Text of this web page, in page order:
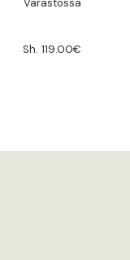
Varastossa
Sh. 119.00€